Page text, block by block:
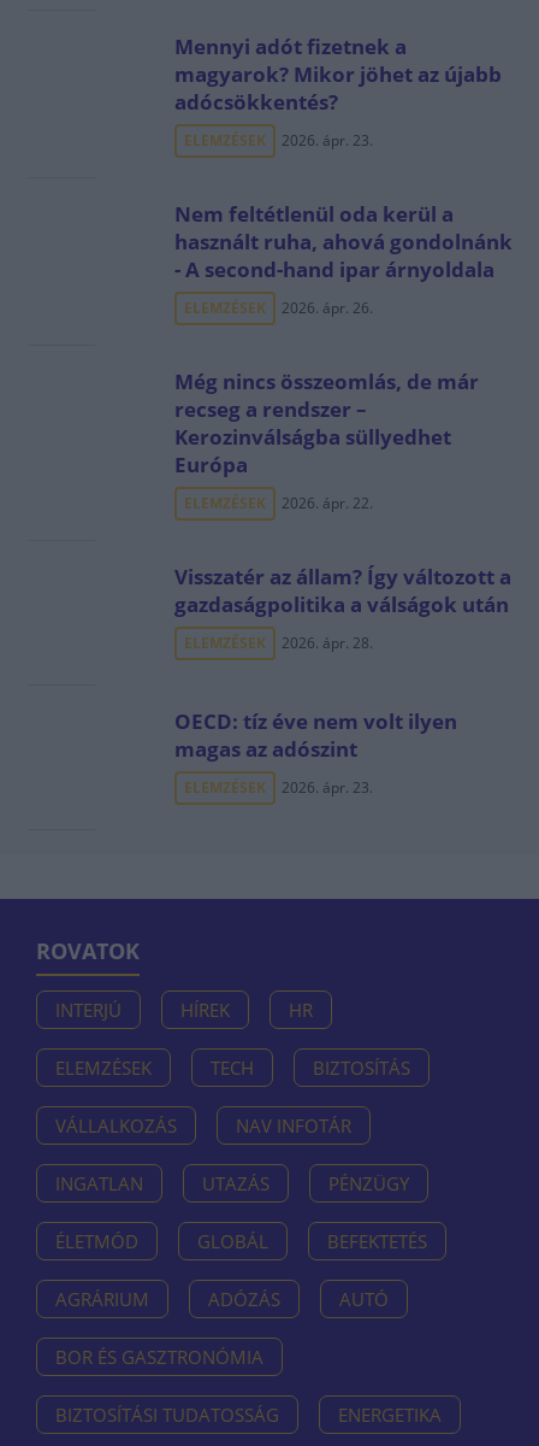
Mennyi adót fizetnek a
magyarok? Mikor jöhet az újabb
adócsökkentés?
ELEMZÉSEK 2026. ápr. 23.
Nem feltétlenül oda kerül a
használt ruha, ahová gondolnánk
- A second-hand ipar árnyoldala
ELEMZÉSEK 2026. ápr. 26.
Még nincs összeomlás, de már
recseg a rendszer –
Kerozinválságba süllyedhet
Európa
ELEMZÉSEK 2026. ápr. 22.
Visszatér az állam? Így változott a
gazdaságpolitika a válságok után
ELEMZÉSEK 2026. ápr. 28.
OECD: tíz éve nem volt ilyen
magas az adószint
ELEMZÉSEK 2026. ápr. 23.
ROVATOK
INTERJÚ HÍREK HR
ELEMZÉSEK TECH BIZTOSÍTÁS
VÁLLALKOZÁS NAV INFOTÁR
INGATLAN UTAZÁS PÉNZÜGY
ÉLETMÓD GLOBÁL BEFEKTETÉS
AGRÁRIUM ADÓZÁS AUTÓ
BOR ÉS GASZTRONÓMIA
BIZTOSÍTÁSI TUDATOSSÁG ENERGETIKA